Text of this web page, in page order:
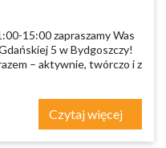
15:00 zapraszamy Was
5 w Bydgoszczy!
– aktywnie, twórczo i z
Czytaj więcej